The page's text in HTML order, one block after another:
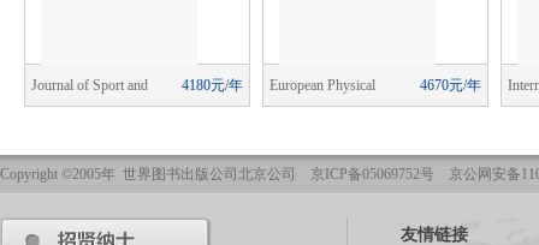
4180元/年
Journal of Sport and 4670元/年
European Physical
Copyright ©2005年 世界图书出版公司北京公司 京ICP备05069752号 京公网安备
友情链接